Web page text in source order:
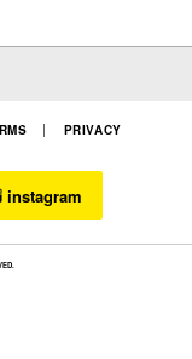
PRIVACY
instagram